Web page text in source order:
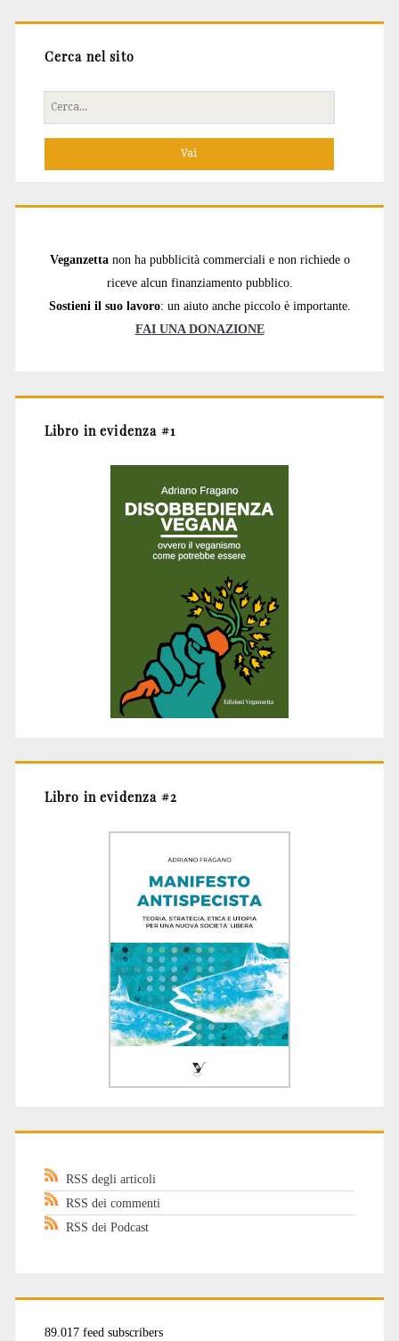
Cerca nel sito
Cerca
per:
Veganzetta non ha pubblicità commerciali e non richiede o
riceve alcun finanziamento pubblico.
Sostieni il suo lavoro: un aiuto anche piccolo è importante.
FAI UNA DONAZIONE
Libro in evidenza #1
Libro in evidenza #2
RSS degli articoli
RSS dei commenti
RSS dei Podcast
89.017 feed subscribers